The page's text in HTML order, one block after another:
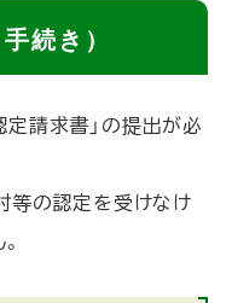
続き）
請求書」の提出が必
等の認定を受けなけ